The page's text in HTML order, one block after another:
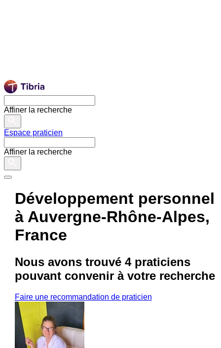
Affiner la recherche
Espace praticien
Affiner la recherche
Développement personnel
à Auvergne-Rhône-Alpes,
France
Nous avons trouvé 4 praticiens
pouvant convenir à votre recherche
Faire une recommandation de praticien